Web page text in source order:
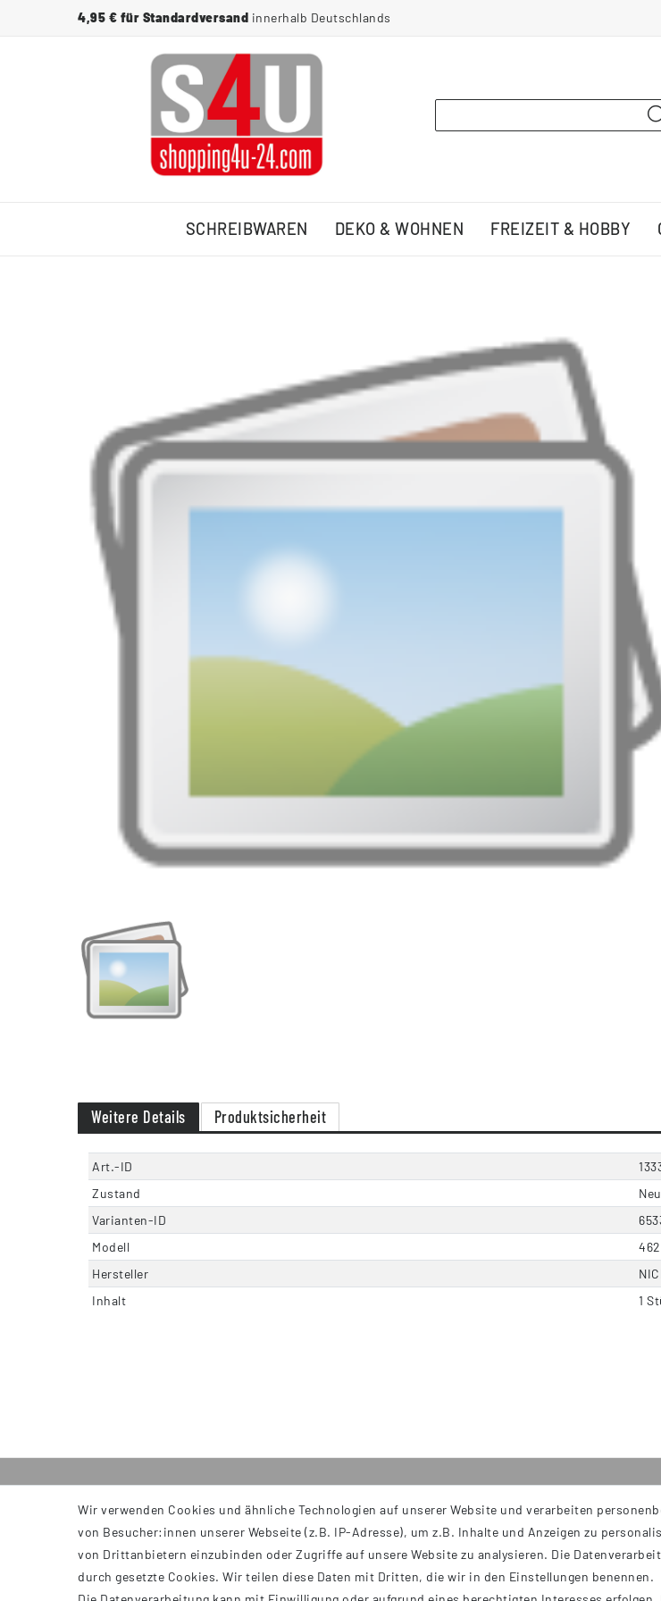
4,95 € für Standardversand innerhalb Deutschlands
SCHREIBWAREN DEKO & WOHNEN FREIZEIT & HOBBY
Weitere Details Produktsicherheit
Art.-ID
Zustand
Neu
Varianten-ID
Modell
Hersteller
Inhalt
1
INFORMATIONEN
AGB
Impressum
Service
Kontakt
Versand
Wir verwenden Cookies und ähnliche Technologien auf unserer Website und verarbeiten
von Besucher:innen unserer Webseite (z.B. IP-Adresse), um z.B. Inhalte und Anzeigen zu
von Drittanbietern einzubinden oder Zugriffe auf unsere Website zu analysieren. Die
durch gesetzte Cookies. Wir teilen diese Daten mit Dritten, die wir in den Einstellungen benennen.